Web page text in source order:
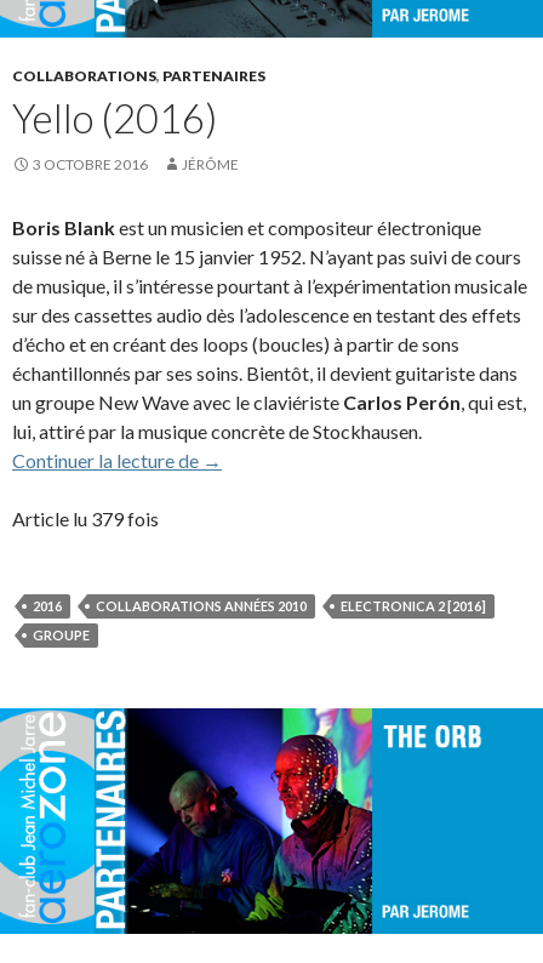
COLLABORATIONS, PARTENAIRES
Yello (2016)
3 OCTOBRE 2016 JÉRÔME
Boris Blankest un musicien et compositeur électronique
suisse né à Berne le 15 janvier 1952. N’ayant pas suivi de cours
de musique, il s’intéresse pourtant à l’expérimentation musicale
sur des cassettes audio dès l’adolescence en testant des effets
d’écho et en créant des loops (boucles) à partir de sons
échantillonnés par ses soins. Bientôt, il devient guitariste dans
un groupe New Wave avec le claviériste Carlos Perón , qui est,
lui, attiré par la musique concrète de Stockhausen.
Continuer la lecture de
Yello (2016)
→
Article lu 379 fois
2016 COLLABORATIONS ANNÉES 2010
ELECTRONICA 2 [2016]
GROUPE